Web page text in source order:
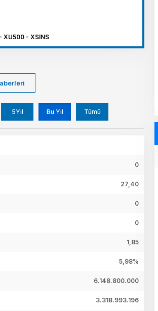
XU500 - XSINS
5Yıl Bu Yıl Tümü
0
27,40
0
0
1,85
5,98%
6.148.800.000
3.318.993.196